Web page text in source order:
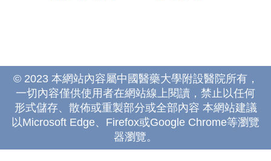
© 2023 本網站內容屬中國醫藥大學附設醫院所有，
一切內容僅供使用者在網站線上閱讀，禁止以任何
形式儲存、散佈或重製部分或全部內容 本網站建議
以Microsoft Edge、Firefox或Google Chrome等瀏覽
器瀏覽。